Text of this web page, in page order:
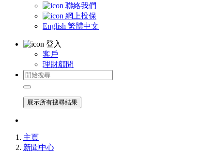
聯絡我們
網上投保
English 繁體中文
登入
客戶
理財顧問
展示所有搜尋結果
主頁
新聞中心